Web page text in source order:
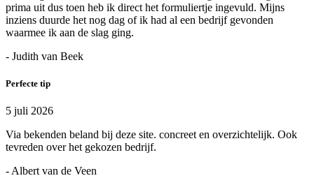
prima uit dus toen heb ik direct het formuliertje ingevuld. Mijns
inziens duurde het nog dag of ik had al een bedrijf gevonden
waarmee ik aan de slag ging.
- Judith van Beek
Perfecte tip
5 juli 2026
Via bekenden beland bij deze site. concreet en overzichtelijk. Ook
tevreden over het gekozen bedrijf.
- Albert van de Veen